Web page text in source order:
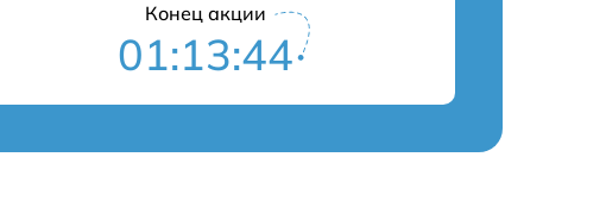
Конец акции
01:13:43